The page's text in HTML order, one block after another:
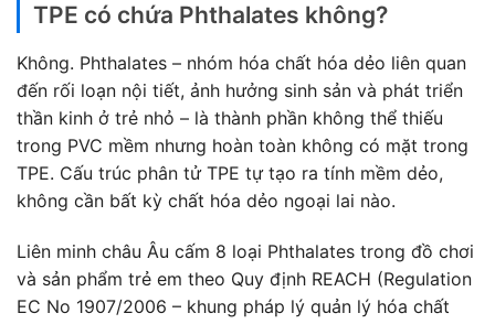
TPE có chứa Phthalates không?
Không. Phthalates – nhóm hóa chất hóa dẻo liên quan
đến rối loạn nội tiết, ảnh hưởng sinh sản và phát triển
thần kinh ở trẻ nhỏ – là thành phần không thể thiếu
trong PVC mềm nhưng hoàn toàn không có mặt trong
TPE. Cấu trúc phân tử TPE tự tạo ra tính mềm dẻo,
không cần bất kỳ chất hóa dẻo ngoại lai nào.
Liên minh châu Âu cấm 8 loại Phthalates trong đồ chơi
và sản phẩm trẻ em theo Quy định REACH (Regulation
EC No 1907/2006 – khung pháp lý quản lý hóa chất